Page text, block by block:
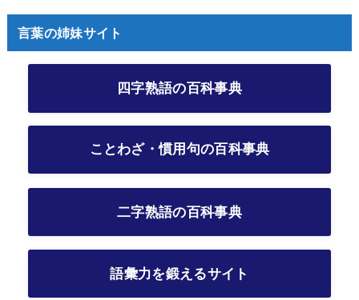
言葉の姉妹サイト
四字熟語の百科事典
ことわざ・慣用句の百科事典
二字熟語の百科事典
語彙力を鍛えるサイト